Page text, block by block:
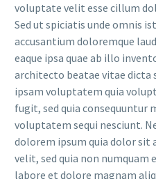
voluptate velit esse cillum
Sed ut spiciatis unde omnis
accusantium doloremque
eaque ipsa quae ab illo
architecto beatae vitae dicta
ipsam voluptatem quia
fugit, sed quia consequuntur
voluptatem sequi nesciunt.
dolorem ipsum quia dolor sit
velit, sed quia non
labore et dolore magnam